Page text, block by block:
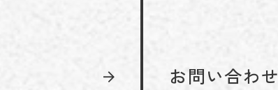
お問い合わせ